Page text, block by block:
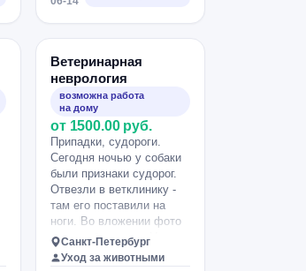
Ветеринарная
неврология
возможна работа
на дому
от 1500.00 руб.
Припадки, судороги.
Сегодня ночью у собаки
были признаки судорог.
Отвезли в ветклинику -
там его поставили на
ноги. Во вложении фото
с подробностями. Нужен
осмотр собаки и курс
Санкт-Петербург
Уход за животными